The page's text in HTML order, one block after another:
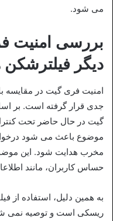
می‌ شود.
بررسی امنیت
دیگر فیلترشکن‌
امنیت فری‌ گیت در مقایسه
جدی قرار گرفته است. بر
گیت در حال حاضر تحت
مخرب هدایت شود. این
حساس کاربران، مانند
به همین دلیل، استفاده از
ریسکی است و توصیه نمی‌